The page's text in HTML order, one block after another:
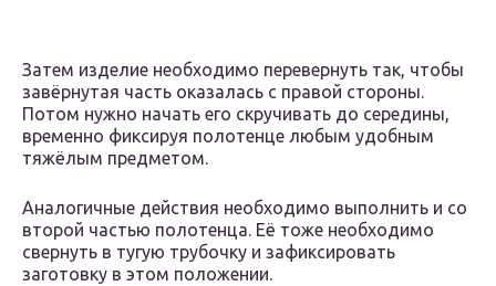
Затем изделие необходимо перевернуть так, чтобы
завёрнутая часть оказалась с правой стороны.
Потом нужно начать его скручивать до середины,
временно фиксируя полотенце любым удобным
тяжёлым предметом.
Аналогичные действия необходимо выполнить и со
второй частью полотенца. Её тоже необходимо
свернуть в тугую трубочку и зафиксировать
заготовку в этом положении.